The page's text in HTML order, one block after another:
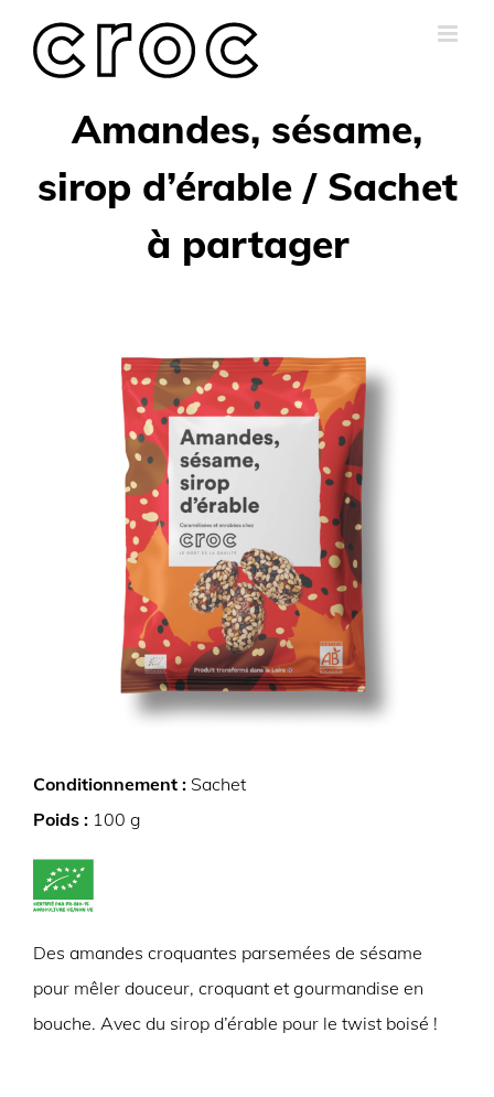
Amandes, sésame,
sirop d’érable / Sachet
à partager
Conditionnement : Sachet
Poids : 100 g
Des amandes croquantes parsemées de sésame
pour mêler douceur, croquant et gourmandise en
bouche. Avec du sirop d’érable pour le twist boisé !